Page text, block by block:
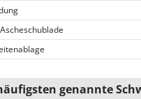
die positiven als auch die
werden, auch dank der Filter, die
einschließlich der
genannte